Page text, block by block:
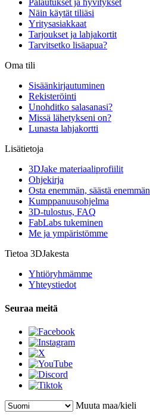
Palautukset ja hyvitykset
Näin käytät tiliäsi
Yritysasiakkaat
Tarjoukset ja lahjakortit
Tarvitsetko lisäapua?
Oma tili
Sisäänkirjautuminen
Rekisteröinti
Unohditko salasanasi?
Missä lähetykseni on?
Lunasta lahjakortti
Lisätietoja
3DJake materiaaliprofiilit
Ohjekirja
Osta enemmän, säästä enemmän
Kumppanuusohjelma
3D-tulostus, FAQ
FabLabs tukeminen
Me ja ympäristömme
Tietoa 3DJakesta
Yhtiöryhmämme
Yhteystiedot
Seuraa meitä
Muuta maa/kieli